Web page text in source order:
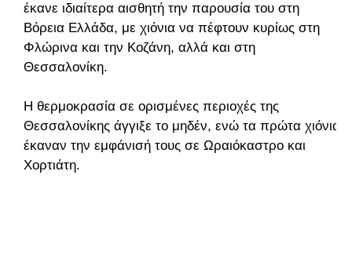
έκανε ιδιαίτερα αισθητή την παρουσία του στη
Βόρεια Ελλάδα, με χιόνια να πέφτουν κυρίως στη
Φλώρινα και την Κοζάνη, αλλά και στη
Θεσσαλονίκη.
Η θερμοκρασία σε ορισμένες περιοχές της
Θεσσαλονίκης άγγιξε το μηδέν, ενώ τα πρώτα χιόνια
έκαναν την εμφάνισή τους σε Ωραιόκαστρο και
Χορτιάτη.